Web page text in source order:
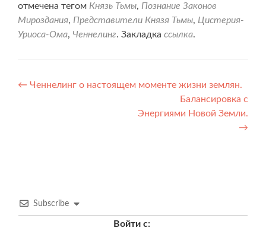
отмечена тегом Князь Тьмы, Познание Законов
Мироздания, Представители Князя Тьмы, Цистерия-
Уриоса-Ома, Ченнелинг. Закладка ссылка.
Навигация
← Ченнелинг о настоящем моменте жизни землян.
Балансировка с
Энергиями Новой Земли.
→
Subscribe
Войти с: